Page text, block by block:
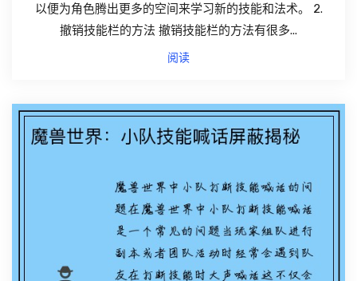
以便为角色腾出更多的空间来学习新的技能和法术。 2.
撤销技能栏的方法 撤销技能栏的方法有很多...
阅读